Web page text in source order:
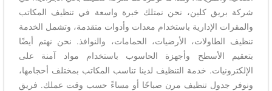
شركة بريق كلين، نحن نمتلك خبرة واسعة في تنظيف المكاتب
والمقرات الإدارية باستخدام معدات وأدوات متقدمة، وتشمل الخدمة
تنظيف الطاولات، الأرضيات، الحمامات، والنوافذ. نحن نهتم أيضًا
بتعقيم الأسطح وأجهزة الحاسوب باستخدام مواد آمنة على
الإلكترونيات. خدمة التنظيف لدينا تناسب المكاتب بمختلف أحجامها،
ونوفر جدول تنظيف مرن صباحًا أو مساءً حسب وقت عملك. فريق